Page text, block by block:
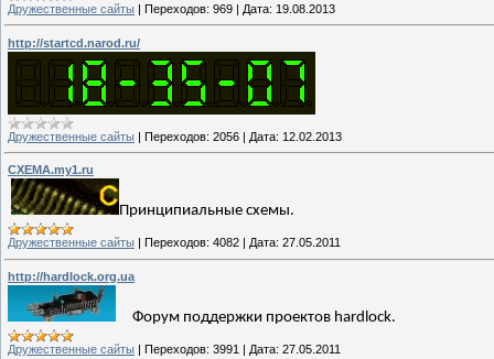
Дружественные сайты | Переходов: 969 | Дата: 19.08.2013
http://startcd.narod.ru/
Дружественные сайты | Переходов: 2056 | Дата: 12.02.2013
CXEMA.my1.ru
Принципиальные схемы.
Дружественные сайты Переходов: 4082 Дата: 27.05.2011
http://hardlock.org.ua
Форум поддержки проектов hardlock.
Дружественные сайты | Переходов: 3991 | Дата: 27.05.2011